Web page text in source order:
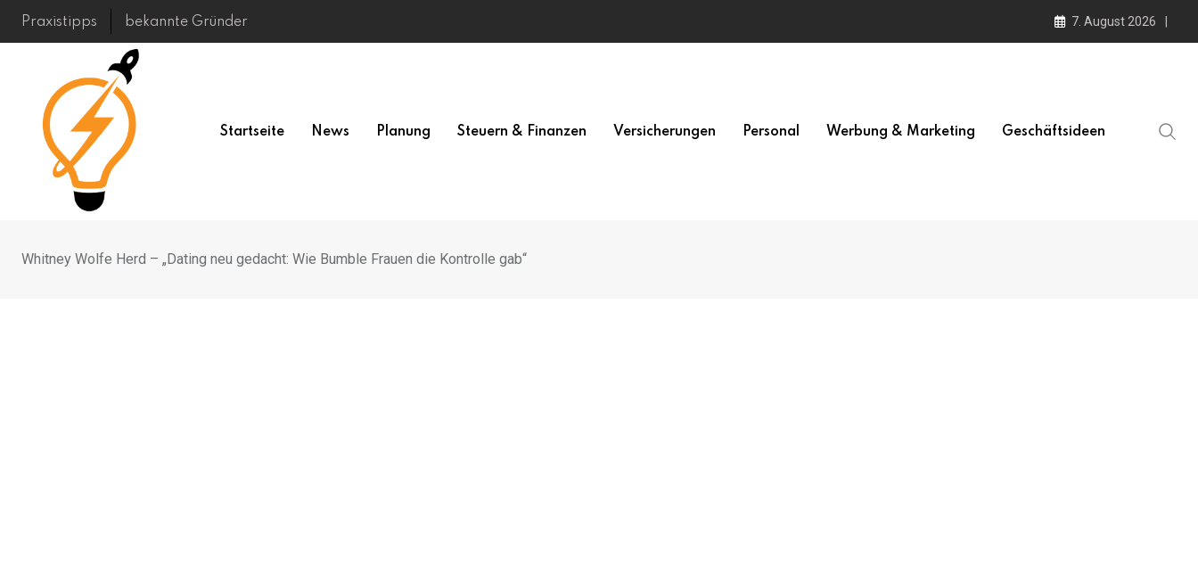
Skip
Praxistipps bekannte Gründer 7. August 2026
Startseite News Planung Steuern & Finanzen Versicherungen Personal Werbung & Marketing Geschäftsideen
Whitney Wolfe Herd – „Dating neu gedacht: Wie Bumble Frauen die Kontrolle gab“